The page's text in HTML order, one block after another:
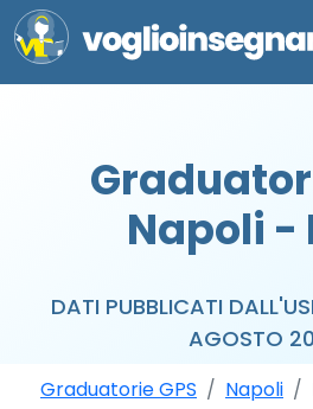
Napoli -
DATI PUBBLICATI
AGOSTO
Graduatorie GPS Napoli